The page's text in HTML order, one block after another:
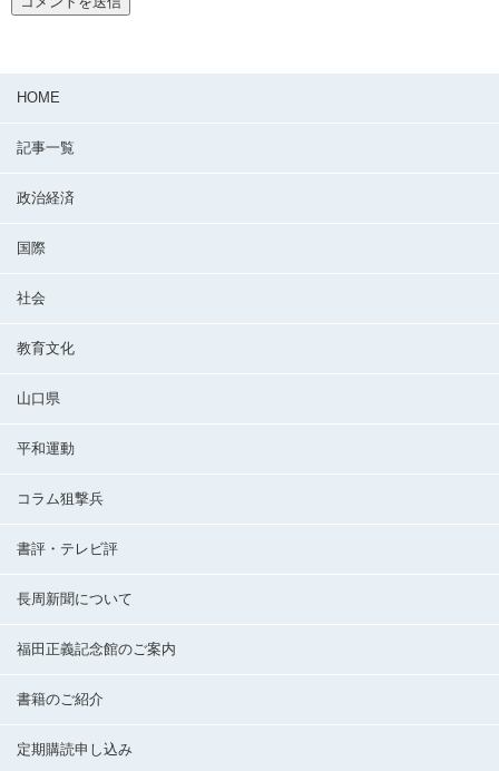
HOME
記事一覧
政治経済
国際
社会
教育文化
山口県
平和運動
コラム狙撃兵
書評・テレビ評
長周新聞について
福田正義記念館のご案内
書籍のご紹介
定期購読申し込み